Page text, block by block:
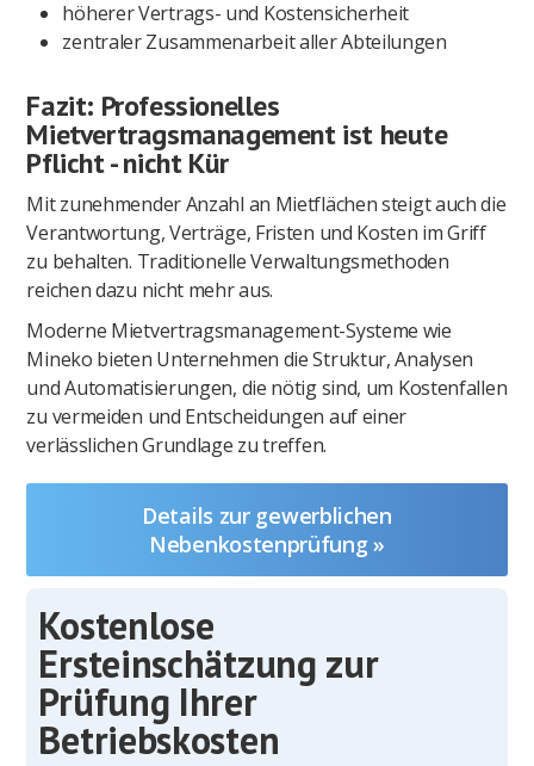
höherer Vertrags- und Kostensicherheit
zentraler Zusammenarbeit aller Abteilungen
Fazit: Professionelles
Mietvertragsmanagement ist heute
Pflicht - nicht Kür
Mit zunehmender Anzahl an Mietflächen steigt auch die
Verantwortung, Verträge, Fristen und Kosten im Griff
zu behalten. Traditionelle Verwaltungsmethoden
reichen dazu nicht mehr aus.
Moderne Mietvertragsmanagement-Systeme wie
Mineko bieten Unternehmen die Struktur, Analysen
und Automatisierungen, die nötig sind, um Kostenfallen
zu vermeiden und Entscheidungen auf einer
verlässlichen Grundlage zu treffen.
Details zur gewerblichen
Nebenkostenprüfung »
Kostenlose
Ersteinschätzung zur
Prüfung Ihrer
Betriebskosten